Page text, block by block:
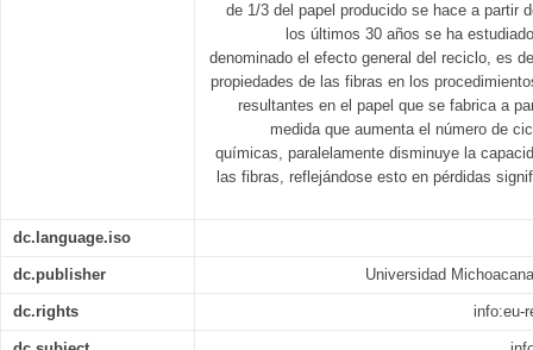
de 1/3 del papel producido se hace a partir
los últimos 30 años se ha
denominado el efecto general del reciclo, es
propiedades de las fibras en los
resultantes en el papel que se fabrica a
medida que aumenta el número de
químicas, paralelamente disminuye la
las fibras, reflejándose esto en pérdidas
dc.language.iso
dc.publisher Universidad
dc.rights info:eu-